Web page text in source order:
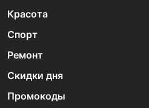
Красота
Спорт
Ремонт
Скидки дня
Промокоды